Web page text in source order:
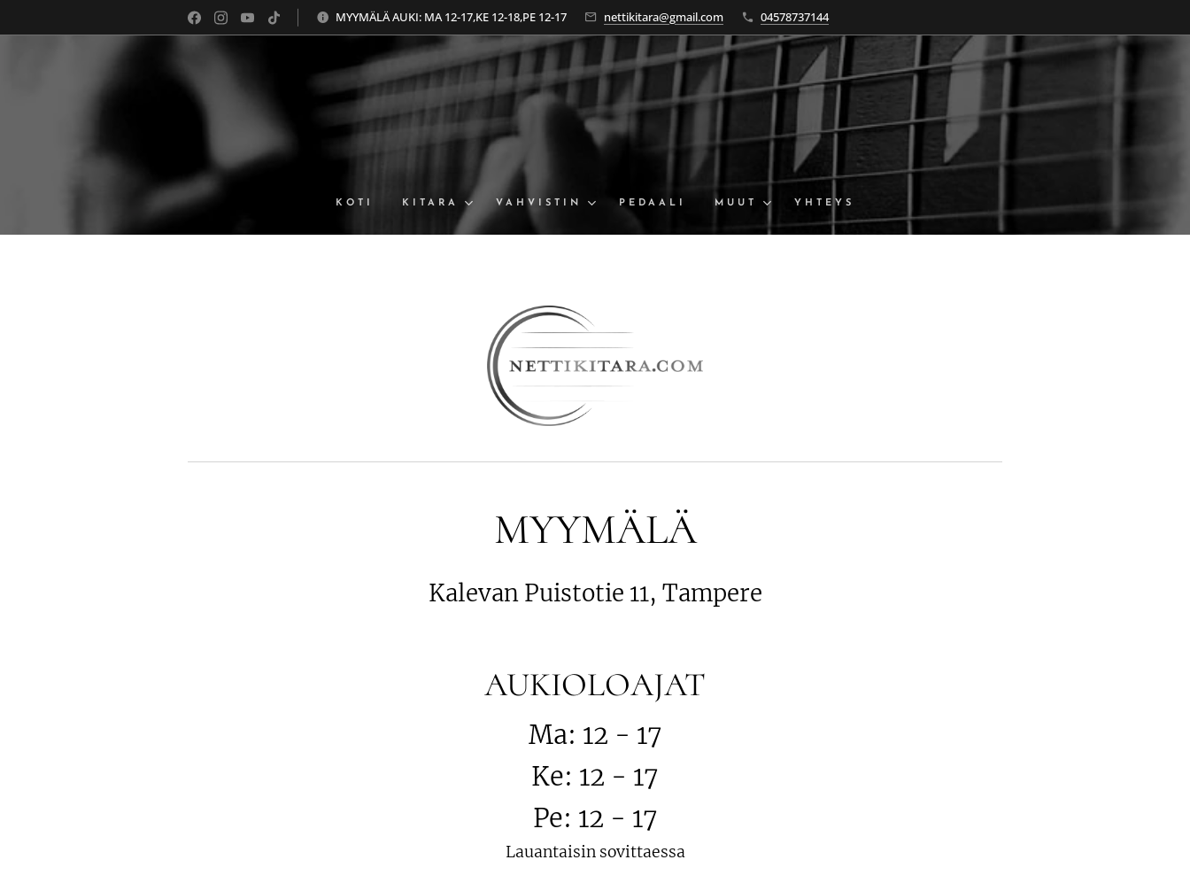
MYYMÄLÄ AUKI: MA 12-17,KE 12-18,PE 12-17 nettikitara@gmail.com 04578737144
KOTI KITARA VAHVISTIN PEDAALI MUUT YHTEYS
MYYMÄLÄ
Kalevan Puistotie 11, Tampere
AUKIOLOAJAT
Ma: 12 - 17
Ke: 12 - 17
Pe: 12 - 17
Lauantaisin sovittaessa